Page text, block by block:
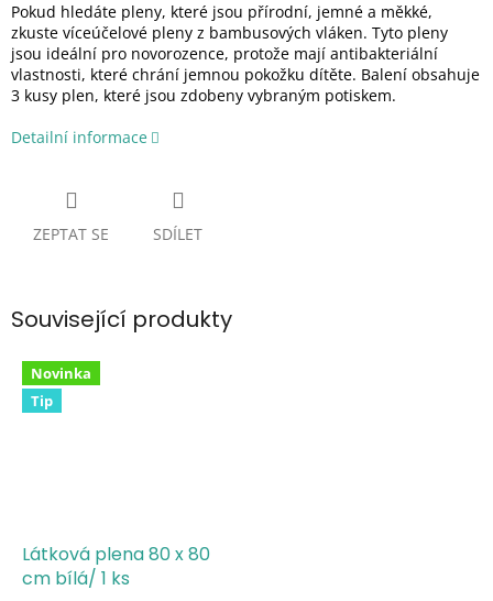
Pokud hledáte pleny, které jsou přírodní, jemné a měkké,
zkuste víceúčelové pleny z bambusových vláken. Tyto pleny
jsou ideální pro novorozence, protože mají antibakteriální
vlastnosti, které chrání jemnou pokožku dítěte. Balení obsahuje
3 kusy plen, které jsou zdobeny vybraným potiskem.
Detailní informace
ZEPTAT SE SDÍLET
Související produkty
Novinka
Tip
Látková plena 80 x 80
cm bílá/ 1 ks